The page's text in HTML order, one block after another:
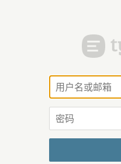
用
户
名
或
邮
箱